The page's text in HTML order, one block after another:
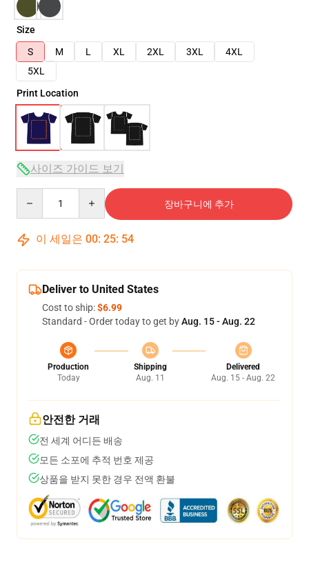
Size
S
M L XL 2XL 3XL
4XL
5XL
Print Location
사이즈 가이드 보기
장바구니에 추가
이 세일은 00: 25: 53
Deliver to United States
Cost to ship:$6.99
Standard - Order today to get byAug. 15 - Aug. 22
Production
Today
Shipping
Aug. 11
Delivered
Aug. 15 - Aug. 22
안전한 거래
전 세계 어디든 배송
모든 소포에 추적 번호 제공
상품을 받지 못한 경우 전액 환불